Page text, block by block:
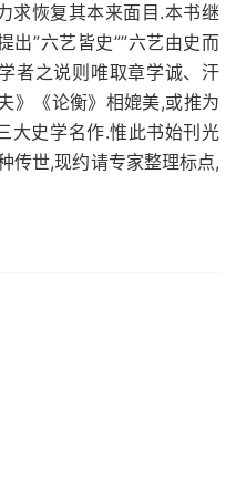
求恢复其本来面目.本书继
出”六艺皆史””六艺由史而
者之说则唯取章学诚、汗
》《论衡》相媲美,或推为
大史学名作.惟此书始刊光
传世,现约请专家整理标点,